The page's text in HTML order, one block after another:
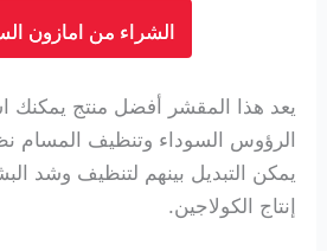
الشراء من امازون
يعد هذا المقشر أفضل منتج يمكنك
يمكن التبديل بينهم لتنظيف وشد
إنتاج الكولاجين.